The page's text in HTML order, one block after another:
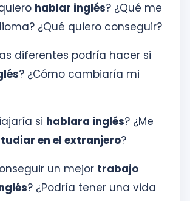
hablar inglés? ¿Qué me
¿Qué quiero conseguir?
diferentes podría hacer si
? ¿Cómo cambiaría mi
si hablara inglés? ¿Me
en el extranjero?
un mejor trabajo
? ¿Podría tener una vida